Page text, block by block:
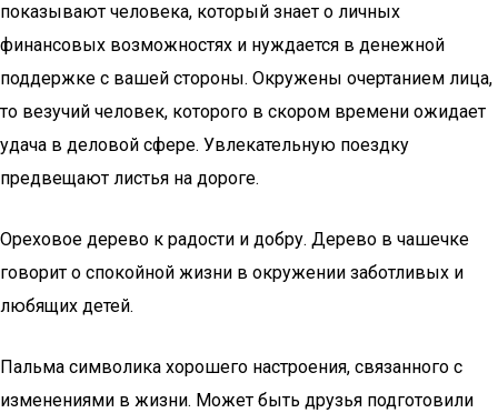
показывают человека, который знает о личных
финансовых возможностях и нуждается в денежной
поддержке с вашей стороны. Окружены очертанием лица,
то везучий человек, которого в скором времени ожидает
удача в деловой сфере. Увлекательную поездку
предвещают листья на дороге.
Ореховое дерево к радости и добру. Дерево в чашечке
говорит о спокойной жизни в окружении заботливых и
любящих детей.
Пальма символика хорошего настроения, связанного с
изменениями в жизни. Может быть друзья подготовили